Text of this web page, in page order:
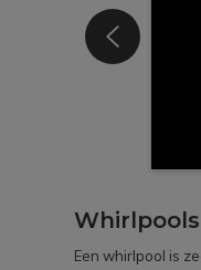
Een whirlpool is